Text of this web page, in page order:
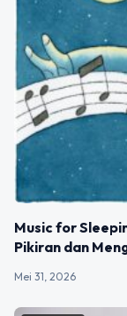
Music for
Pikiran dan
Mei 31, 2026